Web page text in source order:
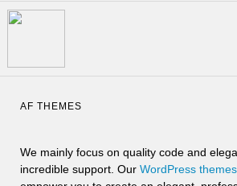
AF THEMES
We mainly focus on quality code and
incredible support. Our WordPress